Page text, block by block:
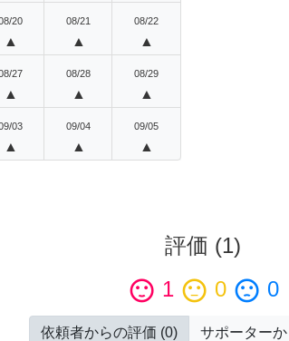
20
▲
08/21
▲
08/22
▲
27
▲
08/28
▲
08/29
▲
03
▲
09/04
▲
09/05
▲
評価 (1)
sentiment_satisfied 1 sentiment_neutral 0 sentiment_dissatisfied 0
依頼者からの評価 (0) サポーター